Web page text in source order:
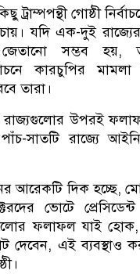
ট্রাম্পপন্থী গোষ্ঠী
চায়। যদি এক-দুই
জেতানো সম্ভব হয়,
কারচুপির
তারা।
রাজ্যগুলোর উপরই
সাতটি রাজ্যে আইনি
আরেকটি দিক হচ্ছে,
ভোটে প্রেসিডেন্ট
ফলাফল যাই হোক,
দেবেন, এই ব্যবস্থাও